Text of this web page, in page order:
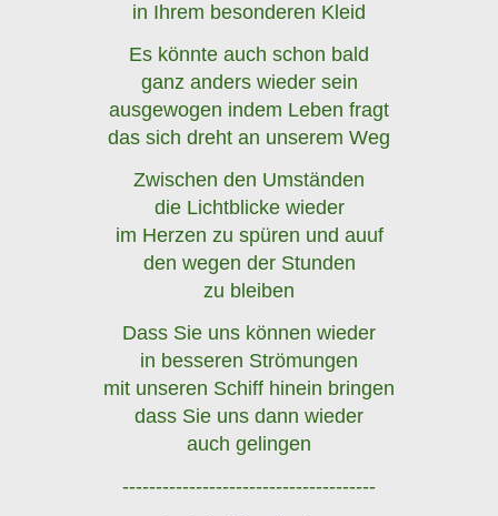
in Ihrem besonderen Kleid
Es könnte auch schon bald
ganz anders wieder sein
ausgewogen indem Leben fragt
das sich dreht an unserem Weg
Zwischen den Umständen
die Lichtblicke wieder
im Herzen zu spüren und auuf
den wegen der Stunden
zu bleiben
Dass Sie uns können wieder
in besseren Strömungen
mit unseren Schiff hinein bringen
dass Sie uns dann wieder
auch gelingen
--------------------------------------